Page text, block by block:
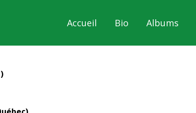
Accueil Bio Albums